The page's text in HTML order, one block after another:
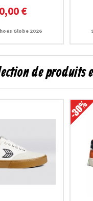
€
Globe 2026
de produits